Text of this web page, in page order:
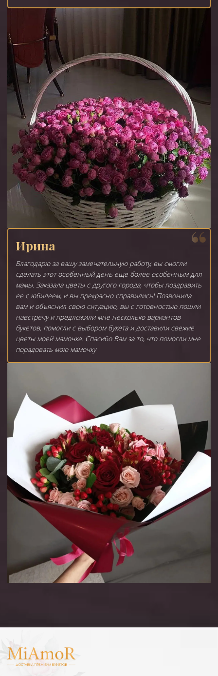
Ирина
Благодарю за вашу замечательную работу, вы смогли
сделать этот особенный день еще более особенным для
мамы. Заказала цветы с другого города, чтобы поздравить
ее с юбилеем, и вы прекрасно справились! Позвонила
вам и объяснил свою ситуацию, вы с готовностью пошли
навстречу и предложили мне несколько вариантов
букетов, помогли с выбором букета и доставили свежие
цветы моей мамочке. Спасибо Вам за то, что помогли мне
порадовать мою мамочку